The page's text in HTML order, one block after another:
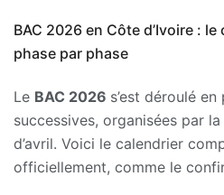
BAC 2026 en Côte d’Ivoire :
phase par phase
Le BAC 2026 s’est déroulé
successives, organisées par
d’avril. Voici le calendrier
officiellement, comme le